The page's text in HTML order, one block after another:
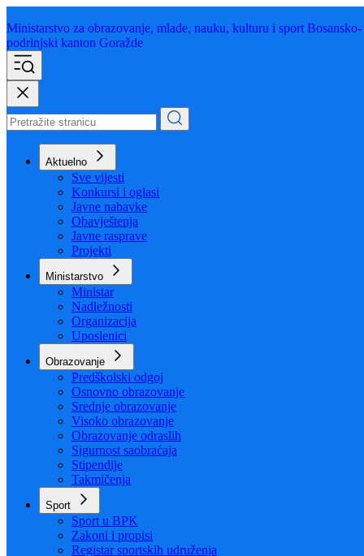
Ministarstvo za obrazovanje,
podrinjski kanton Goražde
Aktuelno
Sve vijesti
Konkursi i oglasi
Javne nabavke
Obavještenja
Javne rasprave
Projekti
Ministarstvo
Ministar
Nadležnosti
Organizacija
Uposlenici
Obrazovanje
Predškolski odgoj
Osnovno obrazovanje
Srednje obrazovanje
Visoko obrazovanje
Obrazovanje odraslih
Sigurnost saobraćaja
Stipendije
Takmičenja
Sport